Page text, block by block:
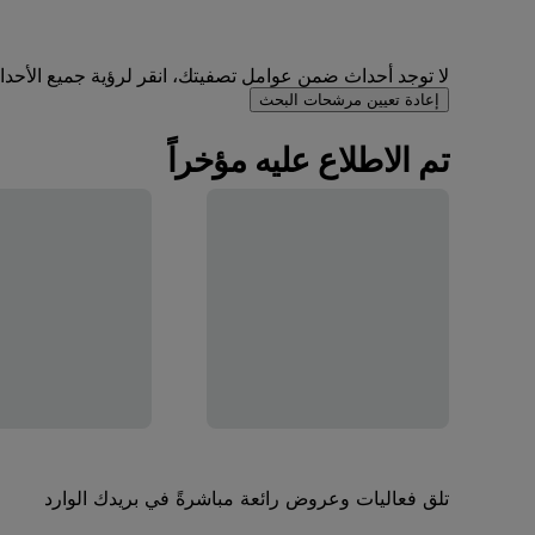
لا توجد أحداث ضمن عوامل تصفيتك، انقر لرؤية جميع
إعادة تعيين مرشحات البحث
تم الاطلاع عليه مؤخراً
تلق فعاليات وعروض رائعة مباشرةً في بريدك الوارد